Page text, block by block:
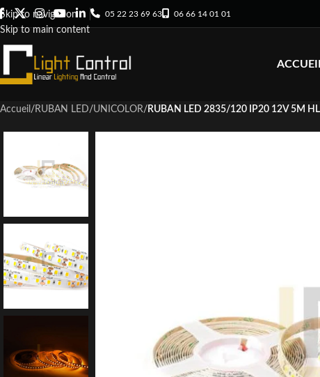
Skip to navigation
Skip to main content
05 22 23 69 63 06 66 14 01 01
Accueil / RUBAN LED/UNICOLOR/ RUBAN LED 2835/120 IP20 12V 5M HL